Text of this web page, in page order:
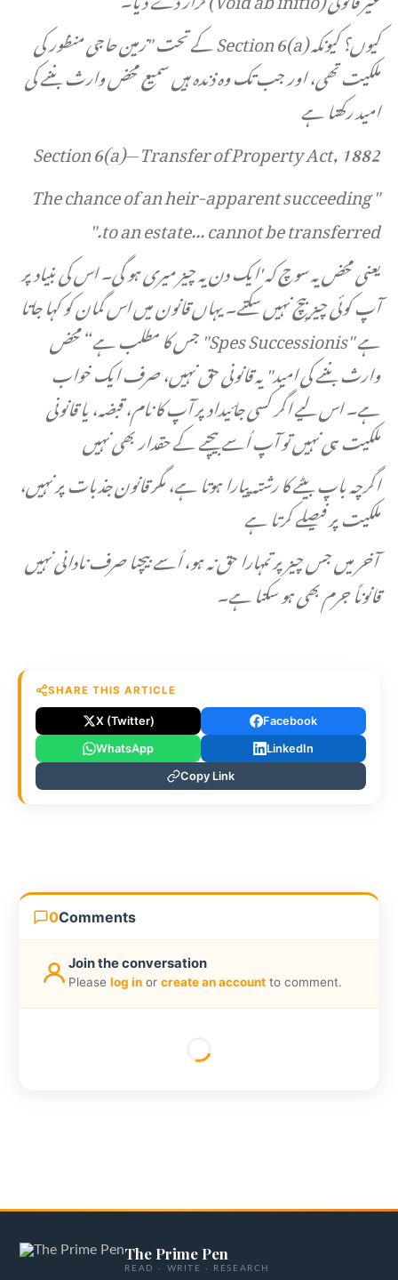
کیوں؟ کیونکہ Section 6(a) کے تحت "زمین حاجی منظور کی
ملکیت تھی، اور جب تک وہ ذندہ ہیں سمیع محض وارث بننے کی
امید رکھتا ہے
Section 6(a)— Transfer of Property Act, 1882
" The chance of an heir-apparent succeeding
to an estate... cannot be transferred."
یعنی محض یہ سوچ کہ 'ایک دن یہ چیز میری ہو گی۔ اس کی بنیاد پر
آپ کوئی چیز بیچ نہیں سکتے۔ یہاں قانون میں اس گمان کو کہا جاتا
ہے "Spes Successionis" جس کا مطلب ہے “محض
وارث بننے کی امید" یہ قانونی حق نہیں، صرف ایک خواب
ہے۔ اس لیے اگر کسی جائیداد پر آپ کا نام، قبضہ، یا قانونی
ملکیت ہی نہیں تو آپ اُسے بیچنے کے حقدار بھی نہیں
اگرچہ باپ بیٹے کا رشتہ پیارا ہوتا ہے، مگر قانون جذبات پر نہیں،
ملکیت پر فیصلے کرتا ہے
آخر میں جس چیز پر تمہارا حق نہ ہو، اُسے بیچنا صرف نادانی نہیں
قانوناً جرم بھی ہو سکتا ہے۔
SHARE THIS ARTICLE
X (Twitter) Facebook
WhatsApp LinkedIn
Copy Link
0Comments
Join the conversation
Please log in or create an account to comment.
The Prime Pen
READ · WRITE · RESEARCH